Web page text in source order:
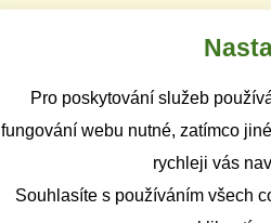
Pro poskytování služeb
fungování webu nutné, zatímco
rychleji vás
Souhlasíte s používáním všech